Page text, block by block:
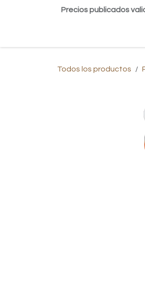
Precios publicados
Todos los productos